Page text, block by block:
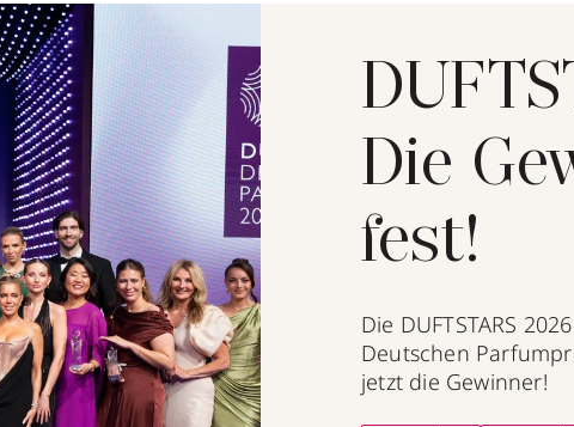
Die
fest!
Die DUFTSTARS
Deutschen
jetzt die Gewinner!